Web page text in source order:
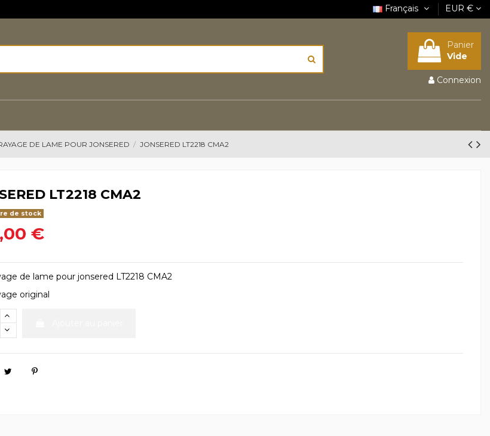
Français EUR €
Panier
Vide
Connexion
DE LAME POUR JONSERED JONSERED LT2218 CMA2
LT2218 CMA2
de stock
€
de lame pour jonsered LT2218 CMA2
original